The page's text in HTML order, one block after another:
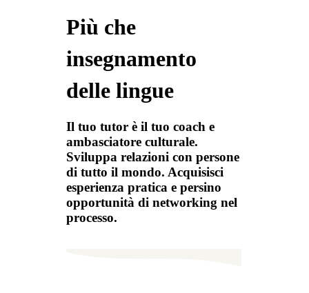
Più che
insegnamento
delle lingue
Il tuo tutor è il tuo coach e
ambasciatore culturale.
Sviluppa relazioni con persone
di tutto il mondo. Acquisisci
esperienza pratica e persino
opportunità di networking nel
processo.